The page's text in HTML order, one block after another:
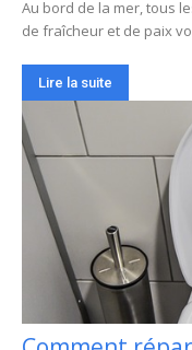
Au bord de la mer, tous
de fraîcheur et de paix
Lire la suite